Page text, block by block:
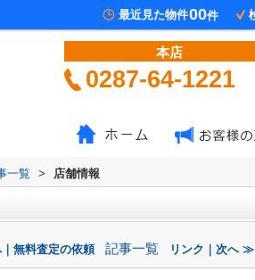
最近見た物件00件
本店
0287-64-1221
一覧 > 店舗情報
無料査定の依頼 記事一覧 リンク｜次へ ≫